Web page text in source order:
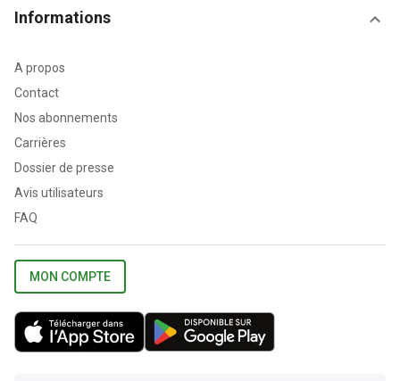
Informations
A propos
Contact
Nos abonnements
Carrières
Dossier de presse
Avis utilisateurs
FAQ
MON COMPTE